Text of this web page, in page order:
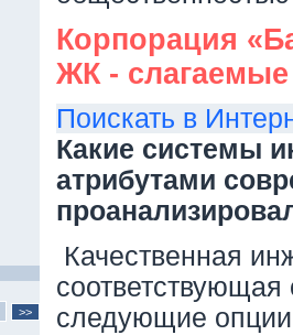
Корпорация
ЖК -
Поискать в
Какие системы
атрибутами
Качественная
следующие